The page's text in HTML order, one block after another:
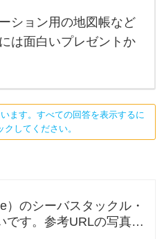
ション用の地図帳など
は面白いプレゼントか
ます。すべての回答を表示するに
してください。
のシーバスタックル・
です。参考URLの写真の